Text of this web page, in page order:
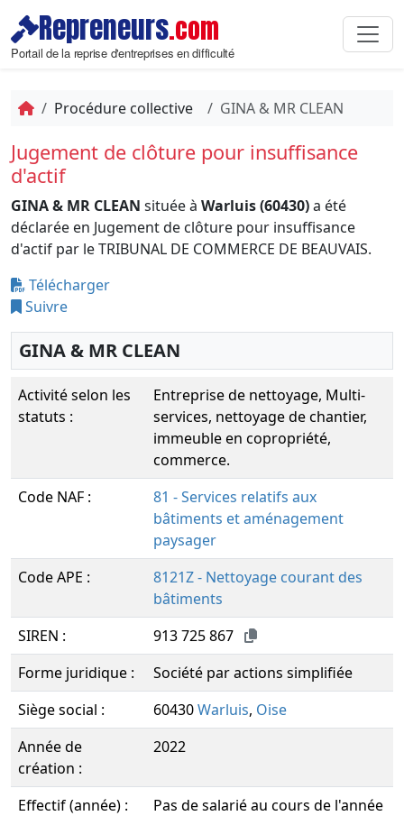
Repreneurs.com
Portail de la reprise d'entreprises en difficulté
Procédure collective GINA & MR CLEAN
Jugement de clôture pour insuffisance
d'actif
GINA & MR CLEAN située à Warluis (60430)a été
déclarée en Jugement de clôture pour insuffisance
d'actif par le TRIBUNAL DE COMMERCE DE BEAUVAIS.
Télécharger
Suivre
GINA & MR CLEAN
Activité selon les
statuts :
Entreprise de nettoyage, Multi-
services, nettoyage de chantier,
immeuble en copropriété,
commerce.
Code NAF :
81 - Services relatifs aux
bâtiments et aménagement
paysager
Code APE :
8121Z - Nettoyage courant des
bâtiments
SIREN :
913 725 867
Forme juridique :
Société par actions simplifiée
Siège social :
60430Warluis, Oise
Année de
création :
2022
Effectif (année) :
Pas de salarié au cours de l'année